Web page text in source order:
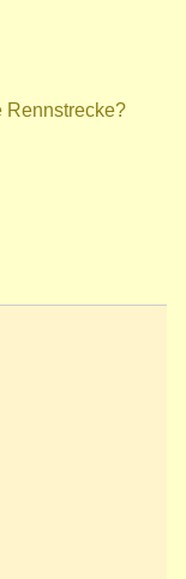
Rennstrecke?